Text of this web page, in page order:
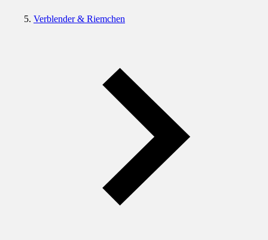
Verblender & Riemchen